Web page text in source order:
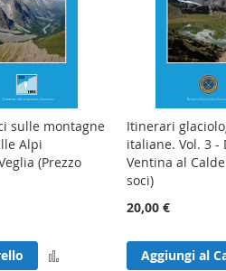
sulle montagne
Alpi
(Prezzo
Itinerari
italiane. Vol. 3 -
Ventina al
soci)
20,00 €
Aggiungi al